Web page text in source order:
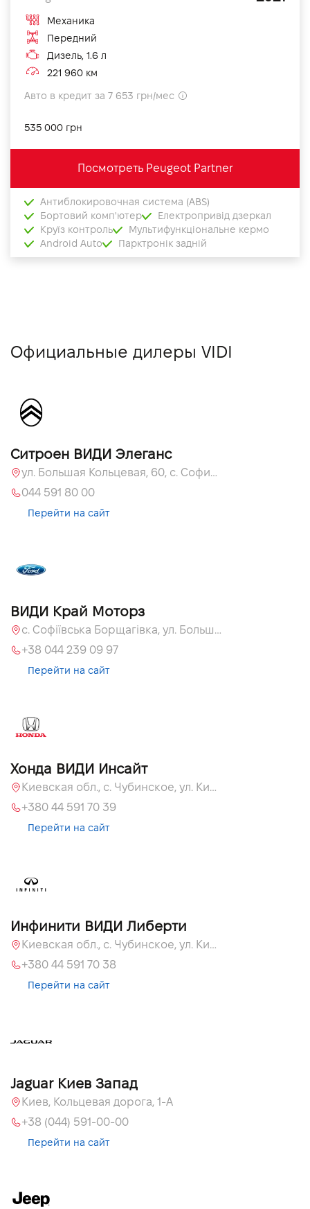
Механика
Передний
Дизель, 1.6 л
221 960 км
Авто в кредит за 7 653 грн/мес
535 000 грн
Посмотреть Peugeot Partner
Антиблокировочная система (ABS)
Бортовий комп'ютер
Електропривід дзеркал
Круїз контроль
Мультифункціональне кермо
Android Auto
Парктронік задній
Официальные дилеры VIDI
Ситроен ВИДИ Элеганс
ул. Большая Кольцевая, 60, с. Софиевская Борщаговка, Киевская обл., 08131
044 591 80 00
Перейти на сайт
ВИДИ Край Моторз
с. Софіївська Борщагівка, ул. Большая Кольцевая, 60а
+38 044 239 09 97
Перейти на сайт
Хонда ВИДИ Инсайт
Киевская обл., c. Чубинское, ул. Киевская, 55
+380 44 591 70 39
Перейти на сайт
Инфинити ВИДИ Либерти
Киевская обл., c. Чубинское, ул. Киевская, 51
+380 44 591 70 38
Перейти на сайт
Jaguar Киев Запад
Киев, Кольцевая дорога, 1-А
+38 (044) 591-00-00
Перейти на сайт